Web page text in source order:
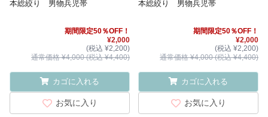
本総絞り 男物兵児帯
期間限定50％OFF！
¥2,000
(税込 ¥2,200)
通常価格 ¥4,000 (税込 ¥4,400)
カゴに入れる
お気に入り
本総絞り 男物兵児帯
期間限定50％OFF！
¥2,000
(税込 ¥2,200)
通常価格 ¥4,000 (税込 ¥4,400)
カゴに入れる
お気に入り